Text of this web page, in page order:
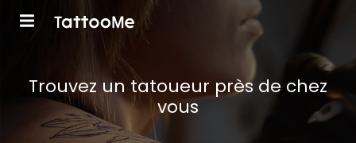
Trouvez un tatoueur près de chez
vous